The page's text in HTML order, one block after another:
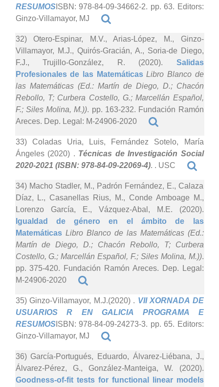
RESUMOSISBN: 978-84-09-34662-2. pp. 63. Editors:
Ginzo-Villamayor, MJ
32) Otero-Espinar, M.V., Arias-López, M., Ginzo-
Villamayor, M.J., Quirós-Gracián, A., Soria-de Diego,
F.J., Trujillo-González, R. (2020). Salidas
Profesionales de las MatemáticasLibro Blanco de
las Matemáticas (Ed.: Martín de Diego, D.; Chacón
Rebollo, T; Curbera Costello, G.; Marcellán Español,
F.; Siles Molina, M.)). pp. 163-232. Fundación Ramón
Areces. Dep. Legal: M-24906-2020
33) Coladas Uria, Luis, Fernández Sotelo, María
Ángeles (2020) . Técnicas de Investigación Social
2020-2021 (ISBN: 978-84-09-22069-4). . USC
34) Macho Stadler, M., Padrón Fernández, E., Calaza
Díaz, L., Casanellas Rius, M., Conde Amboage M.,
Lorenzo García, E., Vázquez-Abal, M.E. (2020).
Igualdad de género en el ámbito de las
MatemáticasLibro Blanco de las Matemáticas (Ed.:
Martín de Diego, D.; Chacón Rebollo, T; Curbera
Costello, G.; Marcellán Español, F.; Siles Molina, M.)).
pp. 375-420. Fundación Ramón Areces. Dep. Legal:
M-24906-2020
35) Ginzo-Villamayor, M.J.(2020) . VII XORNADA DE
USUARIOS R EN GALICIA PROGRAMA E
RESUMOSISBN: 978-84-09-24273-3. pp. 65. Editors:
Ginzo-Villamayor, MJ
36) García-Portugués, Eduardo, Álvarez-Liébana, J.,
Álvarez-Pérez, G., González-Manteiga, W. (2020).
Goodness-of-fit tests for functional linear models